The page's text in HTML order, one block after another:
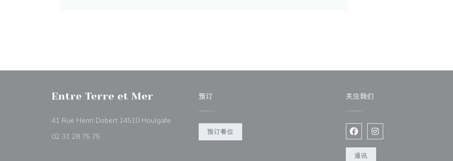
Entre Terre et Mer
41 Rue Henri Dobert 14510 Houlgate
02 31 28 75 75
预订
预订餐位
关注我们
Facebook ((在新窗口中打开))
Instagram ((在新窗口
通讯